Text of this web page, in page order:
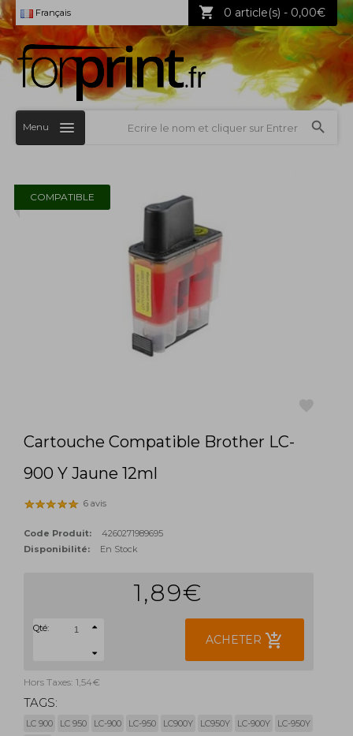
Français 0 article(s) - 0,00€
Menu
COMPATIBLE
Cartouche Compatible Brother LC-
900 Y Jaune 12ml
6 avis
Code Produit:
4260271989695
Disponibilité:
En Stock
1,89€
Qté:
ACHETER add_shopping_cart
Hors Taxes: 1,54€
TAGS:
LC 900 LC 950 LC-900 LC-950 LC900Y LC950Y LC-900Y
LC-950Y